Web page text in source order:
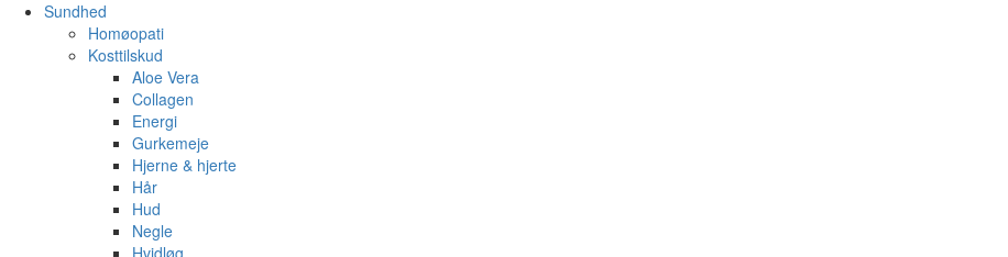
Sundhed
Homøopati
Kosttilskud
Aloe Vera
Collagen
Energi
Gurkemeje
Hjerne & hjerte
Hår
Hud
Negle
Hvidløg